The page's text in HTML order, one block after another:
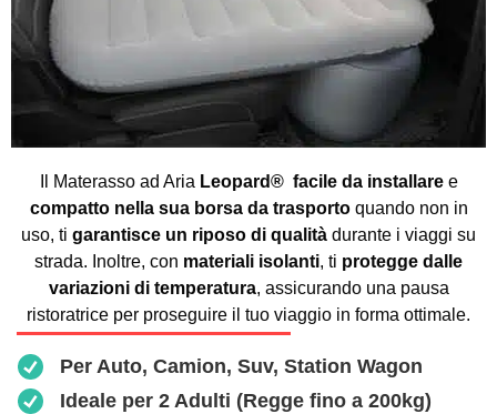
Il Materasso ad Aria Leopard® facile da installaree
compatto nella sua borsa da trasportoquando non in
uso, ti garantisce un riposo di qualità durante i viaggi su
strada. Inoltre, con materiali isolanti, ti protegge dalle
variazioni di temperatura, assicurando una pausa
ristoratrice per proseguire il tuo viaggio in forma ottimale.
Per Auto, Camion, Suv, Station Wagon
Ideale per 2 Adulti (Regge fino a 200kg)